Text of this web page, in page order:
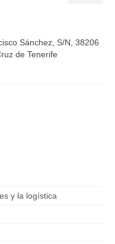
Sánchez, S/N, 38206
de Tenerife
y la logística